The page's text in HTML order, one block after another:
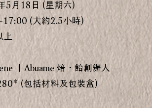
5月18日 (星期六)
(大約2.5小時)
上
〡Abuame 焙˙飴創辦人
(包括材料及包裝盒)